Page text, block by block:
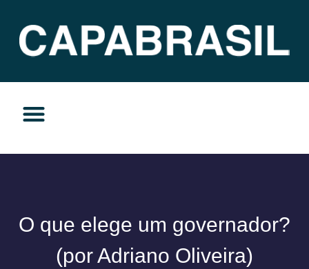
O que elege um governador?
(por Adriano Oliveira)